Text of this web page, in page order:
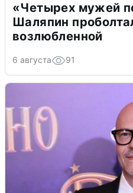
«Четырех мужей
Шаляпин
возлюбленной
6 августа 91